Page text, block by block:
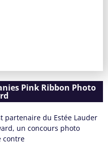
Pink Ribbon Photo
partenaire du Estée Lauder
un concours photo
contre